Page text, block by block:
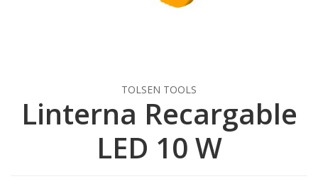
TOLSEN TOOLS
Linterna Recargable
LED 10 W